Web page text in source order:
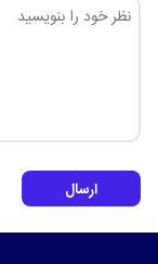
ارسال